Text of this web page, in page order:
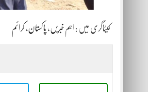
کیٹاگری میں : اہم خبریں، پاکستان، کرائم